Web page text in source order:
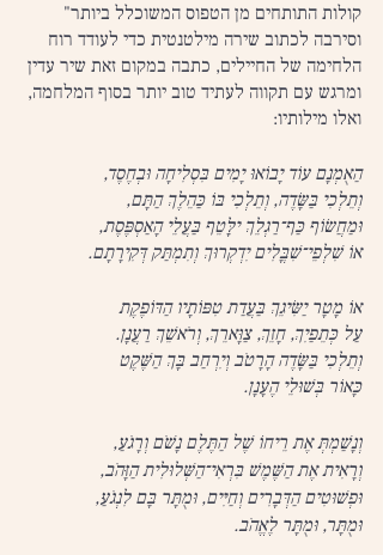
קולות התותחים מן הטפוס המשוכלל ביותר"
וסירבה לכתוב שירה מילטנטית כדי לעודד רוח
הלחימה של החיילים, כתבה במקום זאת שיר עדין
ומרגש עם תקווה לעתיד טוב יותר בסוף המלחמה,
ואלו מילותיו:
הַאֻמְנָם עוֹד יָבוֹאוּ יָמִים בִּסְלִיחָה וּבְחֶסֶד,
וְתֵלְכִי בַּשָּׂדֶה, וְתֵלְכִי בּוֹ כַּהֵלֶךְ הַתָּם,
וּמַחֲשׂוֹף כַּף־רַגְלֵךְ ילִָּטֵף בַּעֲלֵי הָאַסְפֶּסֶת,
אוֹ שִׁלְפֵי־שִׁבֳּלִים יִדְקְרוּךְ וְתִמְתַּק דְּקִירָתָם.
אוֹ מָטָר יַשִּׂיגֵךְ בַּעֲדַת טִפּוֹתָיו הַדּוֹפֶקֶת
עַל כְּתֵפַיִךְ, חָזֵךְ, צַוָּארֵךְ, וְרֹאשֵׁךְ רַעֲנָן.
וְתֵלְכִי בַּשָּׂדֶה הָרָטֹב וְיִרְחַב בָּךְ הַשֶּׁקֶט
כָּאוֹר בְּשׁוּלֵי הֶעָנָן.
וְנָשַׁמְתְּ אֶת רֵיחוֹ שֶׁל הַתֶּלֶם נָשֹׁם וְרָגֹעַ,
וְרָאִית אֶת הַשֶּׁמֶשׁ בִּרְאִי־הַשְּׁלוּלִית הַזָּהֹב,
וּפְשׁוּטִים הַדְּבָרִים וְחַיִּים, וּמֻתָּר בָּם לִנְגֹעַּ,
וּמֻתָּר, וּמֻתָּר לֶאֱהֹב.